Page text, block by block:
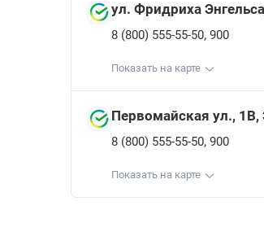
ул. Фридриха
8 (800) 555-55-50, 900
Показать на карте
Первомайская ул., 1В,
8 (800) 555-55-50, 900
Показать на карте